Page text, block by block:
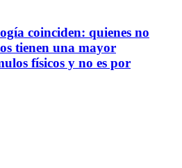
coinciden: quienes no
tienen una mayor
físicos y no es por